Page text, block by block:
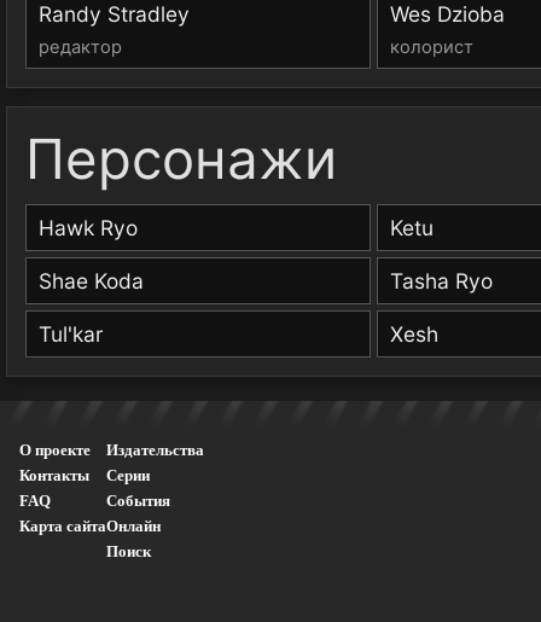
Randy Stradley
редактор
Wes Dzioba
колорист
Персонажи
Hawk Ryo Ketu
Shae Koda Tasha Ryo
Tul'kar Xesh
О проекте
Контакты
FAQ
Карта сайта
Издательства
Серии
События
Онлайн
Поиск